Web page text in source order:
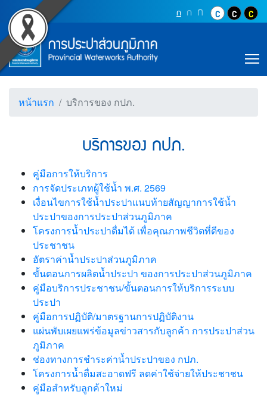
บริการของ กปภ. (การปร
ข้ามไปยังเนื้อหา (Skip to content)
ข้ามไปยังเมนู (Skip to menu)
หน้าค้นหาข้อมูลในเว็บไซต์ (Search)
หน้าแผนผังเว็บไซต์ (Sitemap)
ตัวช่วยเหลือการเข้าถึงเว็บไซต์
หน้าหลักหรือโฮมเพจ
หน้าคำถามยอดฮิต
Top Menu กปุ่มปรับตัวอักษรให้เป็นขนา
กปุ่มเพิ่มขนาดตัวอักษร
ก ปุ่มเพิ่มขนาดตั
ปุ่มปรับสีตัวอัก
ปุ่มปรับสี
ปุ่ม
Main Menu
ตราสัญลักษณ์ และค่านิยม การประปาส่ว
หน้าแรก บริการของ กปภ.
บริการของ กปภ.
คู่มือการให้บริการ
การจัดประเภทผู้ใช้น้ำ พ.ศ. 2569
เงื่อนไขการใช้น้ำประปาแนบท้ายสัญญาการใช้น้ำ
ประปาของการประปาส่วนภูมิภาค
โครงการน้ำประปาดื่มได้ เพื่อคุณภาพชีวิตที่ดีของ
ประชาชน
อัตราค่าน้ำประปาส่วนภูมิภาค
ขั้นตอนการผลิตน้ำประปา ของการประปาส่วนภูมิภาค
คู่มือบริการประชาชน/ขั้นตอนการให้บริการระบบ
ประปา
คู่มือการปฏิบัติ/มาตรฐานการปฏิบัติงาน
แผ่นพับเผยแพร่ข้อมูลข่าวสารกับลูกค้า การประปาส่วน
ภูมิภาค
ช่องทางการชำระค่าน้ำประปาของ กปภ.
โครงการน้ำดื่มสะอาดฟรี ลดค่าใช้จ่ายให้ประชาชน
คู่มือสำหรับลูกค้าใหม่